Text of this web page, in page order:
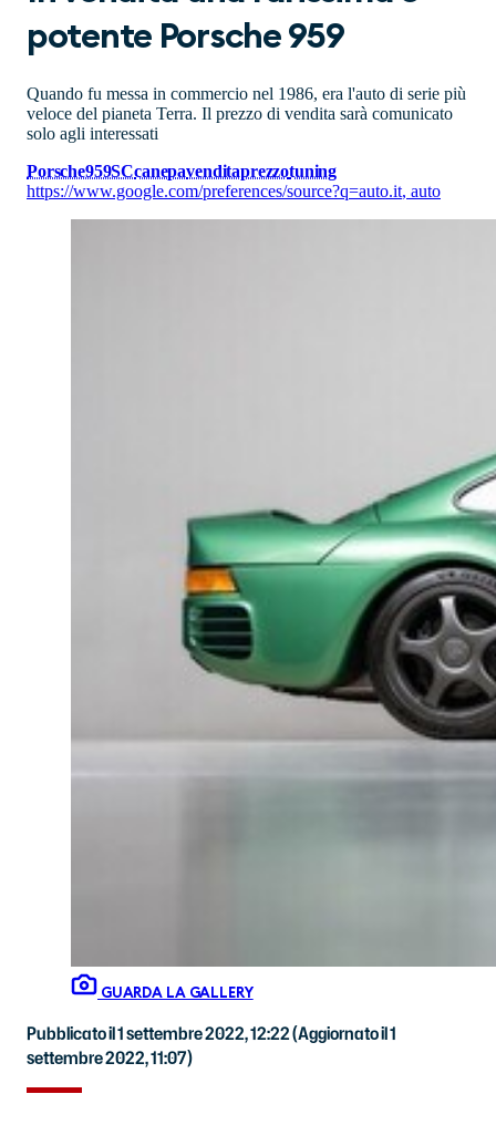
potente Porsche 959
Quando fu messa in commercio nel 1986, era l'auto di serie più
veloce del pianeta Terra. Il prezzo di vendita sarà comunicato
solo agli interessati
Porsche959SCcanepavenditaprezzotuning
https://www.google.com/preferences/source?q=auto.it, auto
GUARDA LA GALLERY
Pubblicato il 1 settembre 2022, 12:22(Aggiornato il 1
settembre 2022, 11:07)